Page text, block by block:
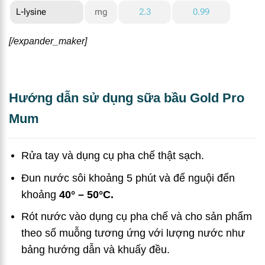
L-lysine mg 2.3 0.99
[/expander_maker]
Hướng dẫn sử dụng sữa bầu Gold Pro
Mum
Rửa tay và dụng cụ pha chế thật sạch.
Đun nước sôi khoảng 5 phút và để nguội đến
khoảng 40° – 50°C.
Rót nước vào dụng cụ pha chế và cho sản phẩm
theo số muỗng tương ứng với lượng nước như
bảng hướng dẫn và khuấy đều.